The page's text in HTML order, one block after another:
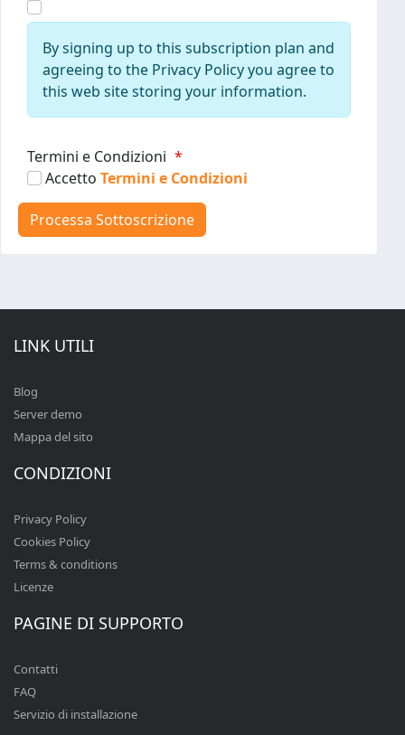
By signing up to this subscription plan and
agreeing to the Privacy Policy you agree to
this web site storing your information.
Termini e Condizioni *
Accetto Termini e Condizioni
LINK UTILI
Blog
Server demo
Mappa del sito
CONDIZIONI
Privacy Policy
Cookies Policy
Terms & conditions
Licenze
PAGINE DI SUPPORTO
Contatti
FAQ
Servizio di installazione